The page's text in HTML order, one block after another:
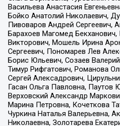
Васильева Анастасия
Бойко Анатолий Николаевич,
Пивоваров Андрей Сергеевич,
Барахоев Магомед
Викторович, Мошель Ирина
Сергеевич, Пономарев Лев
Борис Юльевич, Созаев
Тимур Рифгатович, Романова
Сергей Алексадрович,
Гасан Ольга Павловна, Паутов
Верховский Александр
Марина Петровна, Кочеткова
Чуркина Наталья Валерьевна,
Николаевна, Золотарева